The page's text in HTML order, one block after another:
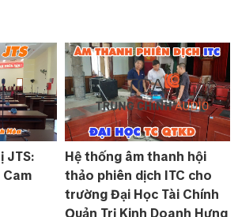
hội thảo kỹ thuật số CCS1000D
HỘI THẢO CÓ DÂY
Ultro
trung tâmlà trái tim của hệ thống hội
Ultro, người dùng có thể điều khiển, đặt
JTS:
Hệ thống âm thanh hội
thảo phiên dịch ITC cho
trường Đại Học Tài Chính
Quản Trị Kinh Doanh Hưng